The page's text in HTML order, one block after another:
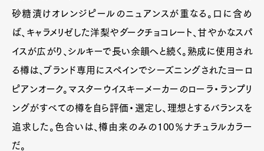
砂糖漬けオレンジピールのニュアンスが重なる。口に含め
ば、キャラメリゼした洋梨やダークチョコレート、甘やかなスパ
イスが広がり、シルキーで長い余韻へと続く。熟成に使用され
る樽は、ブランド専用にスペインでシーズニングされたヨーロ
ピアンオーク。マスターウイスキーメーカーのローラ・ランプリ
ングがすべての樽を自ら評価・選定し、理想とするバランスを
追求した。色合いは、樽由来のみの100％ナチュラルカラー
だ。